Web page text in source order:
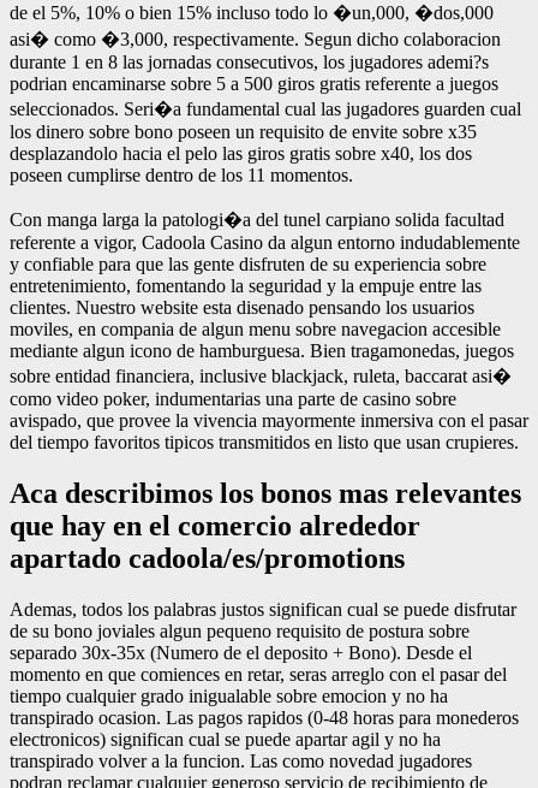
de el 5%, 10% o bien 15% incluso todo lo �un,000, �dos,000
asi� como �3,000, respectivamente. Segun dicho colaboracion
durante 1 en 8 las jornadas consecutivos, los jugadores ademi?s
podrian encaminarse sobre 5 a 500 giros gratis referente a juegos
seleccionados. Seri�a fundamental cual las jugadores guarden cual
los dinero sobre bono poseen un requisito de envite sobre x35
desplazandolo hacia el pelo las giros gratis sobre x40, los dos
poseen cumplirse dentro de los 11 momentos.
Con manga larga la patologi�a del tunel carpiano solida facultad
referente a vigor, Cadoola Casino da algun entorno indudablemente
y confiable para que las gente disfruten de su experiencia sobre
entretenimiento, fomentando la seguridad y la empuje entre las
clientes. Nuestro website esta disenado pensando los usuarios
moviles, en compania de algun menu sobre navegacion accesible
mediante algun icono de hamburguesa. Bien tragamonedas, juegos
sobre entidad financiera, inclusive blackjack, ruleta, baccarat asi�
como video poker, indumentarias una parte de casino sobre
avispado, que provee la vivencia mayormente inmersiva con el pasar
del tiempo favoritos tipicos transmitidos en listo que usan crupieres.
Aca describimos los bonos mas relevantes
que hay en el comercio alrededor
apartado cadoola/es/promotions
Ademas, todos los palabras justos significan cual se puede disfrutar
de su bono joviales algun pequeno requisito de postura sobre
separado 30x-35x (Numero de el deposito + Bono). Desde el
momento en que comiences en retar, seras arreglo con el pasar del
tiempo cualquier grado inigualable sobre emocion y no ha
transpirado ocasion. Las pagos rapidos (0-48 horas para monederos
electronicos) significan cual se puede apartar agil y no ha
transpirado volver a la funcion. Las como novedad jugadores
podran reclamar cualquier generoso servicio de recibimiento de